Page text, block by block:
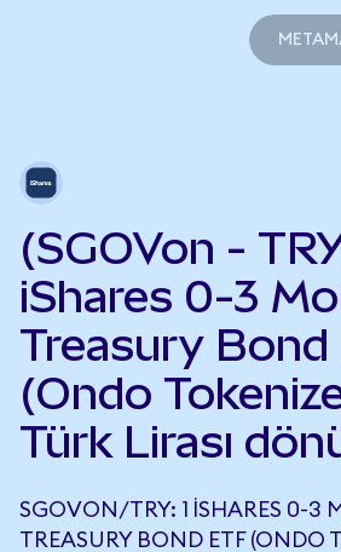
(SGOVon -
iShares 0-3
Treasury Bond
(Ondo
Türk Lirası
SGOVON/TRY: 1 ISHARES 0-3
TREASURY BOND ETF (ONDO